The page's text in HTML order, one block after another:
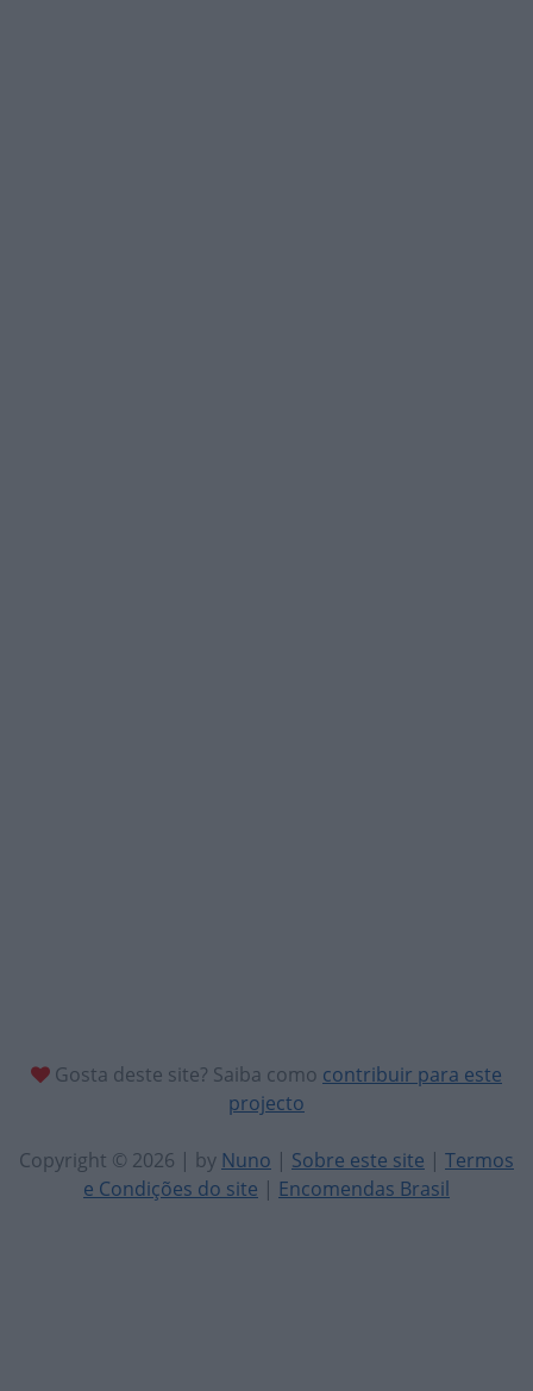
Gosta deste site? Saiba como contribuir para este
projecto
Copyright © 2026 | by Nuno | Sobre este site | Termos
e Condições do site | Encomendas Brasil